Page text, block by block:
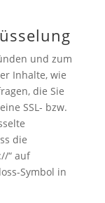
und zum
Inhalte, wie
die Sie
SSL- bzw.
die
“ auf
Symbol in